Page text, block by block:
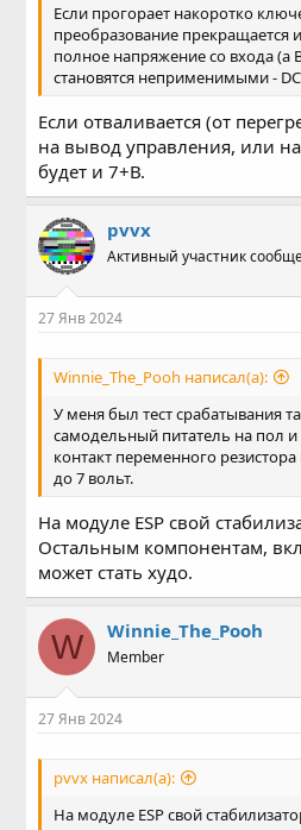
Если прогорает накоротко
преобразование прекращается
полное напряжение со входа (а
становятся неприменимыми -
Если отваливается (от
на вывод управления, или
будет и 7+В.
pvvx
Активный участник
27 Янв 2024
Winnie_The_Pooh написал(а):
У меня был тест срабатывания
самодельный питатель на пол и
контакт переменного
до 7 вольт.
На модуле ESP свой
Остальным компонентам,
может стать худо.
W Winnie_The_Pooh
Member
27 Янв 2024
pvvx написал(а):
На модуле ESP свой